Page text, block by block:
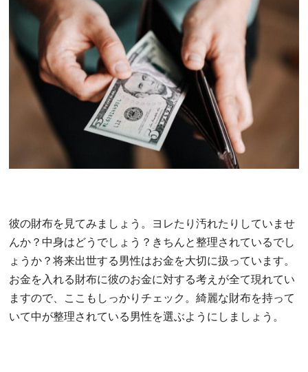
彼の財布を見てみましょう。ヨレたり汚れたりしていませ
んか？中身はどうでしょう？きちんと整理されているでし
ょうか？将来出世する男性はお金を大切に扱っています。
お金を入れる財布に彼のお金に対する考えが全て現れてい
ますので、ここもしっかりチェック。綺麗な財布を持って
いて中が整理されている男性を選ぶようにしましょう。